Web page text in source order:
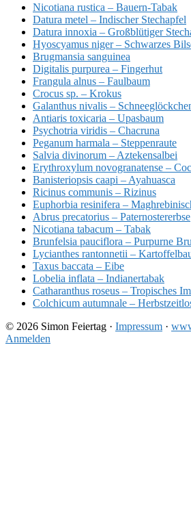
Nicotiana rustica – Bauern-Tabak
Datura metel – Indischer Stechapfel
Datura innoxia – Großblütiger
Hyoscyamus niger – Schwarzes
Brugmansia sanguinea
Digitalis purpurea – Fingerhut
Frangula alnus – Faulbaum
Crocus sp. – Krokus
Galanthus nivalis –
Antiaris toxicaria – Upasbaum
Psychotria viridis – Chacruna
Peganum harmala – Steppenraute
Salvia divinorum – Aztekensalbei
Erythroxylum novogranatense –
Banisteriopsis caapi – Ayahuasca
Ricinus communis – Rizinus
Euphorbia resinifera –
Abrus precatorius – Paternostererbse
Nicotiana tabacum – Tabak
Brunfelsia pauciflora – Purpurne
Lycianthes rantonnetii –
Taxus baccata – Eibe
Lobelia inflata – Indianertabak
Catharanthus roseus – Tropisches
Colchicum autumnale –
© 2026 Simon Feiertag · Impressum ·
Anmelden